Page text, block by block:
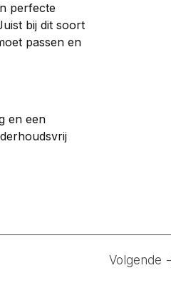
perfecte
bij dit soort
passen en
en een
Volgende